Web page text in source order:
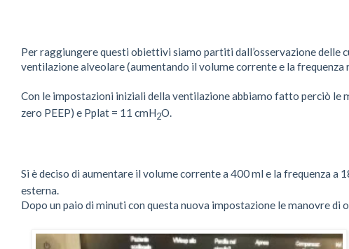
Per raggiungere questi obiettivi siamo partiti dall’osservazione delle
ventilazione alveolare (aumentando il volume corrente e la
Con le impostazioni iniziali della ventilazione abbiamo fatto perciò le
zero PEEP) e Pplat = 11 cmH2O.
Si è deciso di aumentare il volume corrente a 400 ml e la frequenza a
esterna.
Dopo un paio di minuti con questa nuova impostazione le manovre di